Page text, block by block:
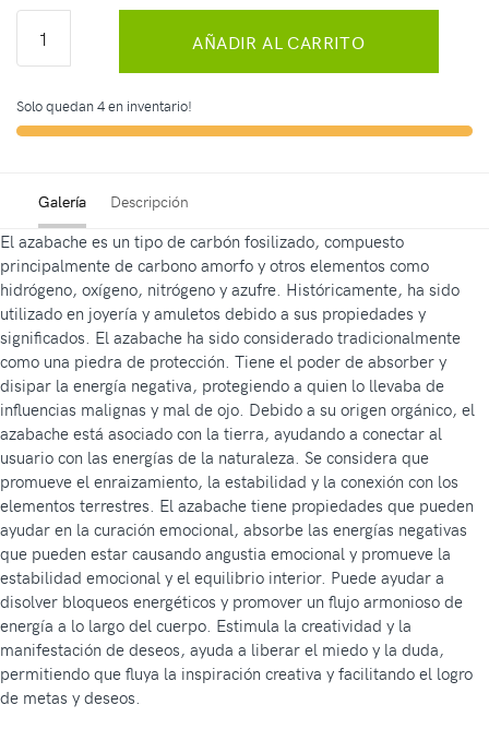
AÑADIR AL CARRITO
Solo quedan 4 en inventario!
Galería Descripción
El azabache es un tipo de carbón fosilizado, compuesto
principalmente de carbono amorfo y otros elementos como
hidrógeno, oxígeno, nitrógeno y azufre. Históricamente, ha sido
utilizado en joyería y amuletos debido a sus propiedades y
significados. El azabache ha sido considerado tradicionalmente
como una piedra de protección. Tiene el poder de absorber y
disipar la energía negativa, protegiendo a quien lo llevaba de
influencias malignas y mal de ojo. Debido a su origen orgánico, el
azabache está asociado con la tierra, ayudando a conectar al
usuario con las energías de la naturaleza. Se considera que
promueve el enraizamiento, la estabilidad y la conexión con los
elementos terrestres. El azabache tiene propiedades que pueden
ayudar en la curación emocional, absorbe las energías negativas
que pueden estar causando angustia emocional y promueve la
estabilidad emocional y el equilibrio interior. Puede ayudar a
disolver bloqueos energéticos y promover un flujo armonioso de
energía a lo largo del cuerpo. Estimula la creatividad y la
manifestación de deseos, ayuda a liberar el miedo y la duda,
permitiendo que fluya la inspiración creativa y facilitando el logro
de metas y deseos.